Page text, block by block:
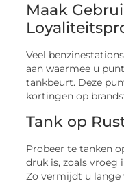
Maak
Veel
aan waarmee u
tankbeurt. Deze
kortingen op
Tank op
Probeer te tanken
druk is, zoals vroeg
Zo vermijdt u lange